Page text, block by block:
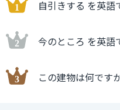
自引きする を英語
今のところ を英語
この建物は何です